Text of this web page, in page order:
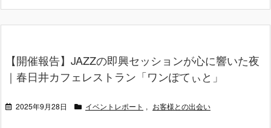
【開催報告】JAZZの即興セッションが心に響いた夜
｜春日井カフェレストラン「ワンぽてぃと」
2025年9月28日 イベントレポート , お客様との出会い